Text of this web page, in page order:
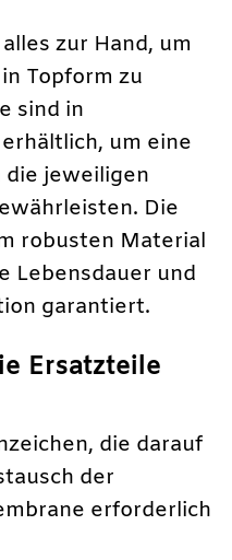
zur Hand, um
Topform zu
sind in
um eine
die jeweiligen
Die
robusten Material
Lebensdauer und
garantiert.
Ersatzteile
die darauf
der
erforderlich